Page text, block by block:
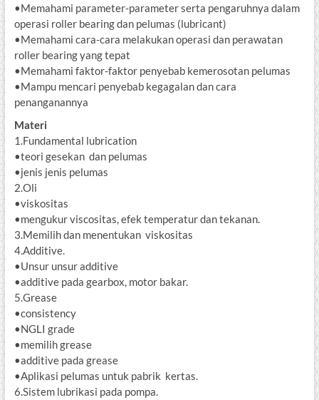
•Memahami parameter-parameter serta pengaruhnya dalam
operasi roller bearing dan pelumas (lubricant)
•Memahami cara-cara melakukan operasi dan perawatan
roller bearing yang tepat
•Memahami faktor-faktor penyebab kemerosotan pelumas
•Mampu mencari penyebab kegagalan dan cara
penanganannya
Materi
1.Fundamental lubrication
•teori gesekan dan pelumas
•jenis jenis pelumas
2.Oli
•viskositas
•mengukur viscositas, efek temperatur dan tekanan.
3.Memilih dan menentukan viskositas
4.Additive.
•Unsur unsur additive
•additive pada gearbox, motor bakar.
5.Grease
•consistency
•NGLI grade
•memilih grease
•additive pada grease
•Aplikasi pelumas untuk pabrik kertas.
6.Sistem lubrikasi pada pompa.